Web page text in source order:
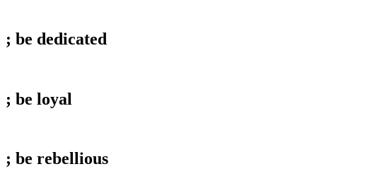
; be dedicated
; be loyal
; be rebellious